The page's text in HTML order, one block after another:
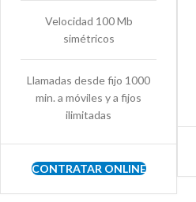
Velocidad 100 Mb
simétricos
Llamadas desde fijo 1000
min. a móviles y a fijos
ilimitadas
CONTRATAR ONLINE